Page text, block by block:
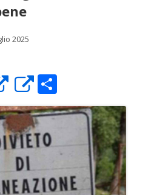
2025
Apre
in
una
nuova
finestra
Apre
in
una
nuova
finestra
o
n
di
vi
di